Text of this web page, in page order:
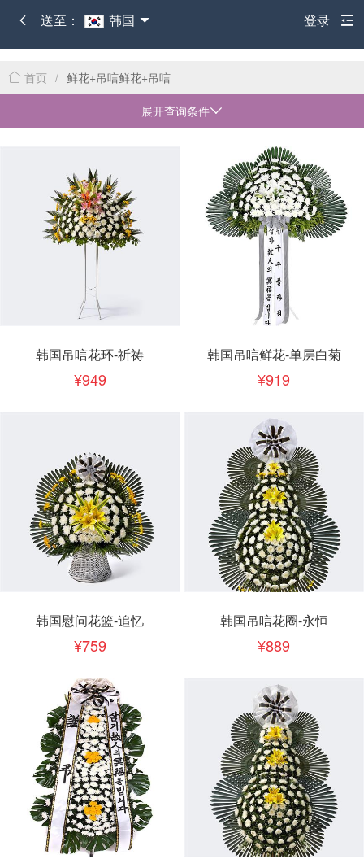
送至： 韩国 登录
首页 / 鲜花+吊唁鲜花+吊唁
展开查询条件
韩国吊唁花环-祈祷
949
韩国吊唁鲜花-单层白菊
919
韩国慰问花篮-追忆
759
韩国吊唁花圈-永恒
889